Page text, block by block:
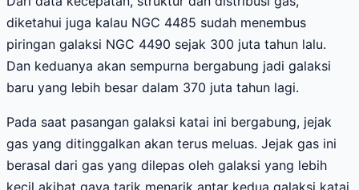
diketahui juga kalau NGC 4485 sudah menembus
piringan galaksi NGC 4490 sejak 300 juta tahun lalu.
Dan keduanya akan sempurna bergabung jadi galaksi
baru yang lebih besar dalam 370 juta tahun lagi.
Pada saat pasangan galaksi katai ini bergabung, jejak
gas yang ditinggalkan akan terus meluas. Jejak gas ini
berasal dari gas yang dilepas oleh galaksi yang lebih